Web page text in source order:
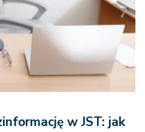
w JST: jak